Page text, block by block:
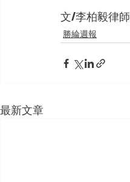
文/李柏毅律師
勝綸週報
最新文章